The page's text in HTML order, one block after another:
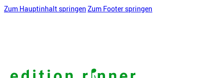
Zum Hauptinhalt springen Zum Footer springen